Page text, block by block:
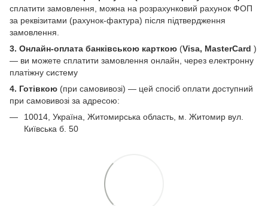
сплатити замовлення, можна на розрахунковий рахунок ФОП
за реквізитами (рахунок-фактура) після підтвердження
замовлення.
3. Онлайн-оплата банківською карткою (Visa, MasterCard )
— ви можете сплатити замовлення онлайн, через електронну
платіжну систему
4. Готівкою (при самовивозі) — цей спосіб оплати доступний
при самовивозі за адресою:
10014, Україна, Житомирська область, м. Житомир вул.
Київська б. 50